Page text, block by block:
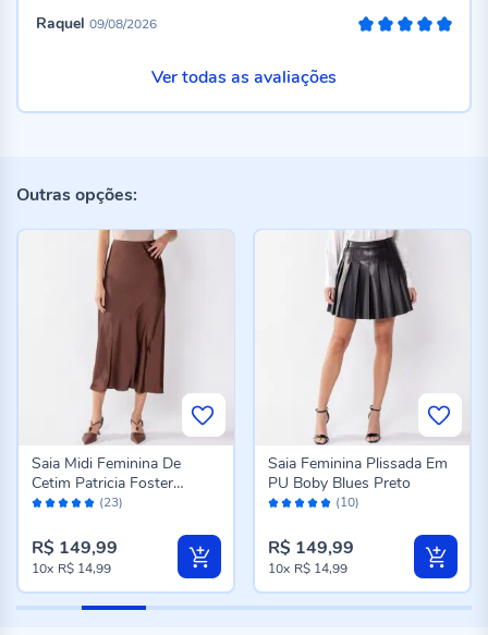
Raquel 09/08/2026
Ver todas as avaliações
Outras opções:
Avaliação: (23)
Saia Midi Feminina De
Cetim Patricia Foster
Marrom
R$ 149,99
10x R$ 14,99
Avaliação: (10)
Saia Feminina Plissada Em
PU Boby Blues Preto
R$ 149,99
10x R$ 14,99